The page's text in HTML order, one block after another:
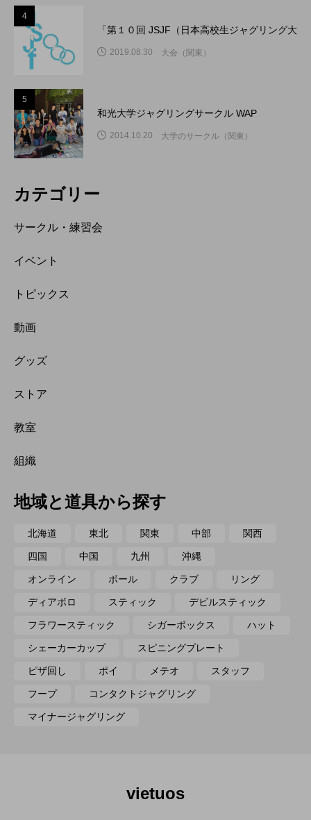
4
「第１０回 JSJF（日本高校生ジャグリング大
2019.08.30 大会（関東）
5
和光大学ジャグリングサークル WAP
2014.10.20 大学のサークル（関東）
カテゴリー
サークル・練習会
イベント
トピックス
動画
グッズ
ストア
教室
組織
地域と道具から探す
北海道 東北 関東 中部 関西
四国 中国 九州 沖縄
オンライン ボール クラブ リング
ディアボロ スティック デビルスティック
フラワースティック シガーボックス ハット
シェーカーカップ スピニングプレート
ピザ回し ポイ メテオ スタッフ
フープ コンタクトジャグリング
マイナージャグリング
vietuos